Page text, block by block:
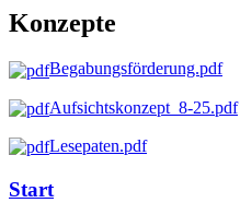
Konzepte
Begabungsförderung.pdf
Aufsichtskonzept_8-25.pdf
Lesepaten.pdf
Start